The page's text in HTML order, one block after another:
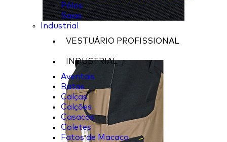
Pólos
Saias
Industrial
VESTUÁRIO PROFISSIONAL
INDUSTRIAL
Aventais
Batas
Calças
Calções
Casacos
Coletes
Fatos de Macaco